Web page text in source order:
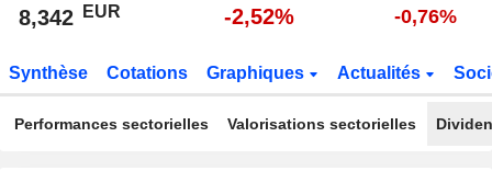
8,342 EUR -2,52% -0,76%
Synthèse Cotations Graphiques Actualités
Performances sectorielles Valorisations sectorielles